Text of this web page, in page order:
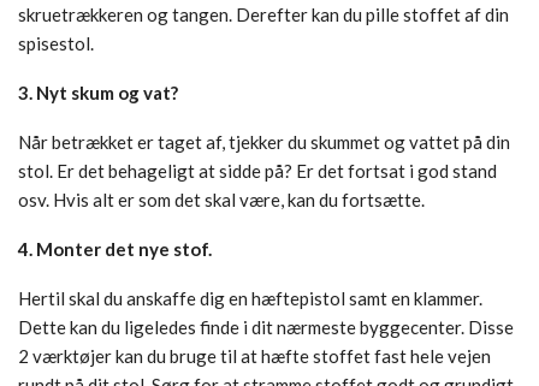
skruetrækkeren og tangen. Derefter kan du pille stoffet af din
spisestol.
3. Nyt skum og vat?
Når betrækket er taget af, tjekker du skummet og vattet på din
stol. Er det behageligt at sidde på? Er det fortsat i god stand
osv. Hvis alt er som det skal være, kan du fortsætte.
4. Monter det nye stof.
Hertil skal du anskaffe dig en hæftepistol samt en klammer.
Dette kan du ligeledes finde i dit nærmeste byggecenter. Disse
2 værktøjer kan du bruge til at hæfte stoffet fast hele vejen